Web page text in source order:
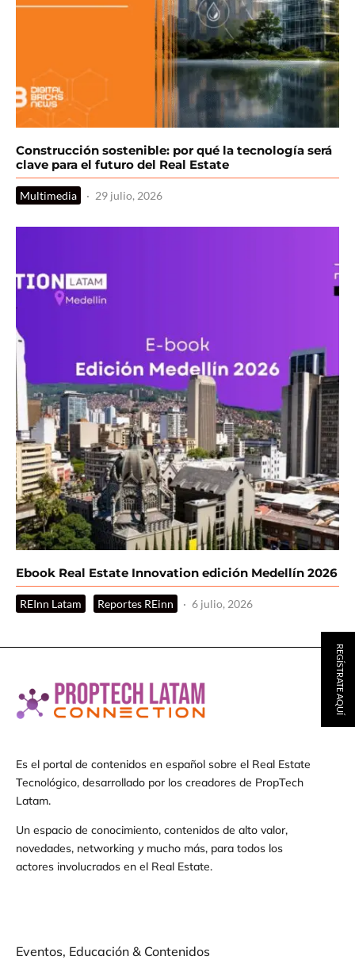
Construcción sostenible: por qué la tecnología será
clave para el futuro del Real Estate
Multimedia · 29 julio, 2026
Ebook Real Estate Innovation edición Medellín 2026
REInn Latam Reportes REinn · 6 julio, 2026
Es el portal de contenidos en español sobre el Real Estate
Tecnológico, desarrollado por los creadores de PropTech
Latam.
Un espacio de conocimiento, contenidos de alto valor,
novedades, networking y mucho más, para todos los
actores involucrados en el Real Estate.
Eventos, Educación & Contenidos
REGÍSTRATE AQUÍ